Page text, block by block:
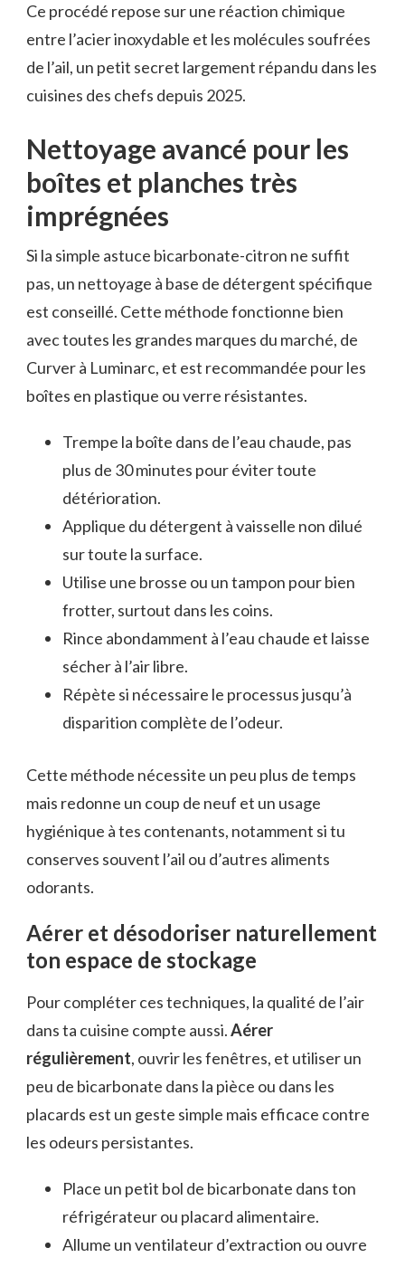
Ce procédé repose sur une réaction chimique
entre l’acier inoxydable et les molécules soufrées
de l’ail, un petit secret largement répandu dans les
cuisines des chefs depuis 2025.
Nettoyage avancé pour les
boîtes et planches très
imprégnées
Si la simple astuce bicarbonate-citron ne suffit
pas, un nettoyage à base de détergent spécifique
est conseillé. Cette méthode fonctionne bien
avec toutes les grandes marques du marché, de
Curver à Luminarc, et est recommandée pour les
boîtes en plastique ou verre résistantes.
Trempe la boîte dans de l’eau chaude, pas
plus de 30 minutes pour éviter toute
détérioration.
Applique du détergent à vaisselle non dilué
sur toute la surface.
Utilise une brosse ou un tampon pour bien
frotter, surtout dans les coins.
Rince abondamment à l’eau chaude et laisse
sécher à l’air libre.
Répète si nécessaire le processus jusqu’à
disparition complète de l’odeur.
Cette méthode nécessite un peu plus de temps
mais redonne un coup de neuf et un usage
hygiénique à tes contenants, notamment si tu
conserves souvent l’ail ou d’autres aliments
odorants.
Aérer et désodoriser naturellement
ton espace de stockage
Pour compléter ces techniques, la qualité de l’air
dans ta cuisine compte aussi.Aérer
régulièrement, ouvrir les fenêtres, et utiliser un
peu de bicarbonate dans la pièce ou dans les
placards est un geste simple mais efficace contre
les odeurs persistantes.
Place un petit bol de bicarbonate dans ton
réfrigérateur ou placard alimentaire.
Allume un ventilateur d’extraction ou ouvre